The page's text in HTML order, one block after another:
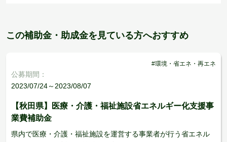
この補助金・助成金を見ている方へおすすめ
#環境・省エネ・再エネ
公募期間：
2023/07/24～2023/08/07
【秋田県】医療・介護・福祉施設省エネルギー化支援事
業費補助金
県内で医療・介護・福祉施設を運営する事業者が行う省エネル